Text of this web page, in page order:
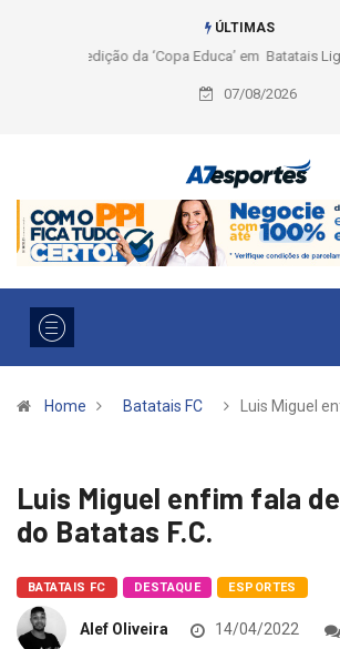
ÚLTIMAS
Liga 2026: Equipes rompem com a LABE na Série
a 2° fase, times e formato
07/08/2026
Home Batatais FC Luis Miguel
Luis Miguel enfim fala
do Batatas F.C.
BATATAIS FC DESTAQUE ESPORTES
Alef Oliveira 14/04/2022